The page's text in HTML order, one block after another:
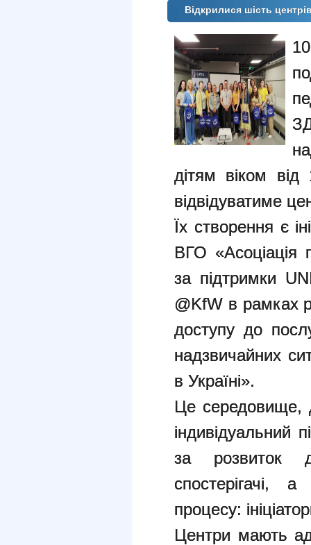
Відкрилися шість
дітям віком
відвідуватиме
Їх створення є
ВГО «Асоціація
за підтримки
@KfW в рамках
доступу до
надзвичайних
в Україні».
Це середовище,
індивідуальний
за розвиток
спостерігачі,
процесу:
Центри мають